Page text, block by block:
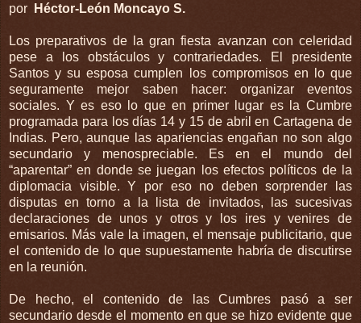
por Héctor-León Moncayo S.
Los preparativos de la gran fiesta avanzan con celeridad
pese a los obstáculos y contrariedades. El presidente
Santos y su esposa cumplen los compromisos en lo que
seguramente mejor saben hacer: organizar eventos
sociales. Y es eso lo que en primer lugar es la Cumbre
programada para los días 14 y 15 de abril en Cartagena de
Indias. Pero, aunque las apariencias engañan no son algo
secundario y menospreciable. Es en el mundo del
“aparentar” en donde se juegan los efectos políticos de la
diplomacia visible. Y por eso no deben sorprender las
disputas en torno a la lista de invitados, las sucesivas
declaraciones de unos y otros y los ires y venires de
emisarios. Más vale la imagen, el mensaje publicitario, que
el contenido de lo que supuestamente habría de discutirse
en la reunión.
De hecho, el contenido de las Cumbres pasó a ser
secundario desde el momento en que se hizo evidente que